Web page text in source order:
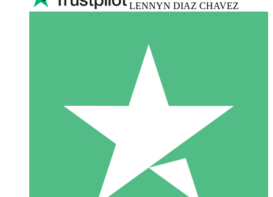
LENNYN DIAZ CHAVEZ